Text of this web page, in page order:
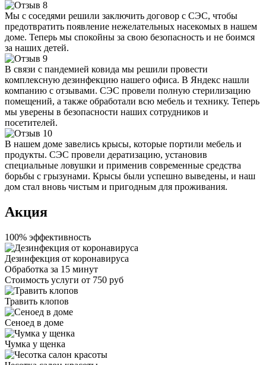
Мы с соседями решили заключить договор с СЭС, чтобы
предотвратить появление нежелательных насекомых в нашем
доме. Теперь мы спокойны за свою безопасность и не боимся
за наших детей.
В связи с пандемией ковида мы решили провести
комплексную дезинфекцию нашего офиса. В Яндекс нашли
компанию с отзывами. СЭС провели полную стерилизацию
помещений, а также обработали всю мебель и технику. Теперь
мы уверены в безопасности наших сотрудников и
посетителей.
В нашем доме завелись крысы, которые портили мебель и
продукты. СЭС провели дератизацию, установив
специальные ловушки и применив современные средства
борьбы с грызунами. Крысы были успешно выведены, и наш
дом стал вновь чистым и пригодным для проживания.
Акция
100% эффективность
Дезинфекция от коронавируса
Обработка за 15 минут
Стоимость услуги от 750 руб
Травить клопов
Сеноед в доме
Чумка у щенка